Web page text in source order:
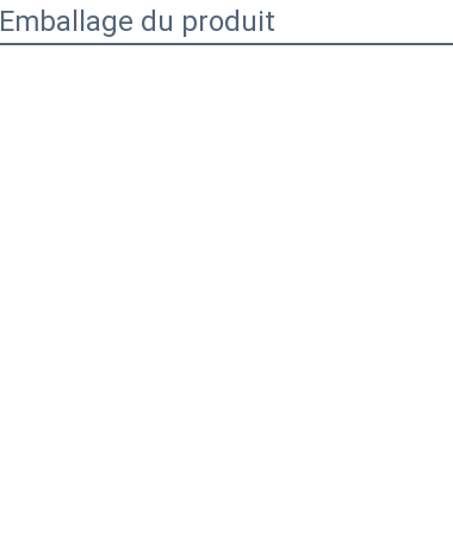
Emballage du produit